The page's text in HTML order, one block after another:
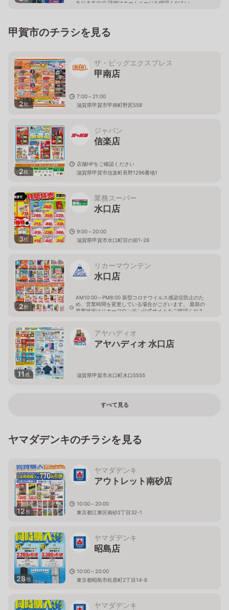
ありますので 詳細はホームページを確認ください
甲賀市のチラシを見る
2枚
ザ・ビッグエクスプレス
甲南店
7:00～21:00
滋賀県甲賀市甲南町野尻558
2枚
ジャパン
信楽店
店舗HPをご確認ください
滋賀県甲賀市信楽町長野1296番地1
3枚
業務スーパー
水口店
9:00～20:00
滋賀県甲賀市水口町宮の前1-26
2枚
リカーマウンテン
水口店
AM10:00～PM8:00 新型コロナウイルス感染症防止のた
め、営業時間を変更している場合がございます。 最新の
営業状況はリカーマウンテン公式サイトをご確認くださ
11枚
アヤハディオ
アヤハディオ 水口店
滋賀県甲賀市水口町水口5555
すべて見る
ヤマダデンキのチラシを見る
12枚
ヤマダデンキ
アウトレット南砂店
10:00～20:00
東京都江東区南砂2丁目32-1
28枚
ヤマダデンキ
昭島店
10:00～20:00
東京都昭島市松原町2丁目14-6
ヤマダデンキ